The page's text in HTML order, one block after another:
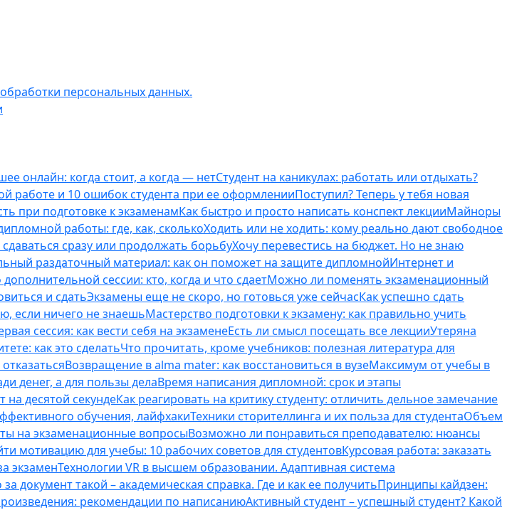
персональных данных.
онлайн: когда стоит, а когда — нетСтудент на каникулах: работать или отдыхать?
работе и 10 ошибок студента при ее оформленииПоступил? Теперь у тебя новая
при подготовке к экзаменамКак быстро и просто написать конспект лекцииМайноры
работы: где, как, сколькоХодить или не ходить: кому реально дают свободное
сразу или продолжать борьбуХочу перевестись на бюджет. Но не знаю
раздаточный материал: как он поможет на защите дипломнойИнтернет и
дополнительной сессии: кто, когда и что сдаетМожно ли поменять экзаменационный
и сдатьЭкзамены еще не скоро, но готовься уже сейчасКак успешно сдать
если ничего не знаешьМастерство подготовки к экзамену: как правильно учить
сессия: как вести себя на экзаменеЕсть ли смысл посещать все лекцииУтеряна
как это сделатьЧто прочитать, кроме учебников: полезная литература для
Возвращение в alma mater: как восстановиться в вузеМаксимум от учебы в
денег, а для пользы делаВремя написания дипломной: срок и этапы
десятой секундеКак реагировать на критику студенту: отличить дельное замечание
обучения, лайфхакиТехники сторителлинга и их польза для студентаОбъем
на экзаменационные вопросыВозможно ли понравиться преподавателю: нюансы
мотивацию для учебы: 10 рабочих советов для студентовКурсовая работа: заказать
экзаменТехнологии VR в высшем образовании. Адаптивная система
за документ такой – академическая справка. Где и как ее получитьПринципы кайдзен:
рекомендации по написаниюАктивный студент – успешный студент? Какой